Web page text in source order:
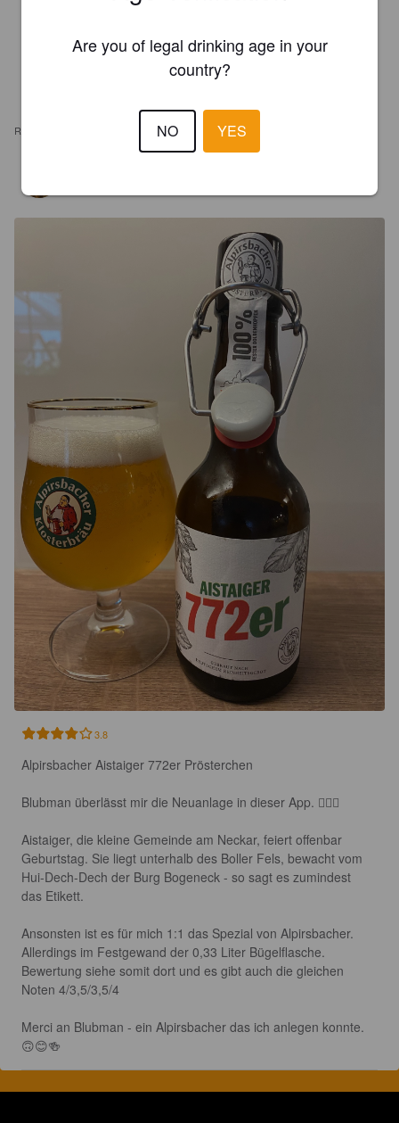
REVIEWS
3.8
Alpirsbacher Aistaiger 772er Prösterchen
Blubman überlässt mir die Neuanlage in dieser App. 🙋🏻‍♂️
Aistaiger, die kleine Gemeinde am Neckar, feiert offenbar
Geburtstag. Sie liegt unterhalb des Boller Fels, bewacht vom
Hui-Dech-Dech der Burg Bogeneck - so sagt es zumindest
das Etikett.
Ansonsten ist es für mich 1:1 das Spezial von Alpirsbacher.
Allerdings im Festgewand der 0,33 Liter Bügelflasche.
Bewertung siehe somit dort und es gibt auch die gleichen
Noten 4/3,5/3,5/4
Merci an Blubman - ein Alpirsbacher das ich anlegen konnte.
🙃😊🍻
Are you of legal drinking age in your
country?
NO YES